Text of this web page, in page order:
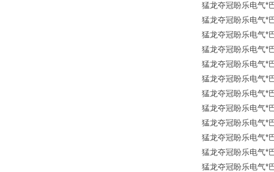
猛龙夺冠盼乐电气*
猛龙夺冠盼乐电气*
猛龙夺冠盼乐电气*
猛龙夺冠盼乐电气*
猛龙夺冠盼乐电气*
猛龙夺冠盼乐电气*
猛龙夺冠盼乐电气*
猛龙夺冠盼乐电气*
猛龙夺冠盼乐电气*
猛龙夺冠盼乐电气*
猛龙夺冠盼乐电气*
猛龙夺冠盼乐电气*